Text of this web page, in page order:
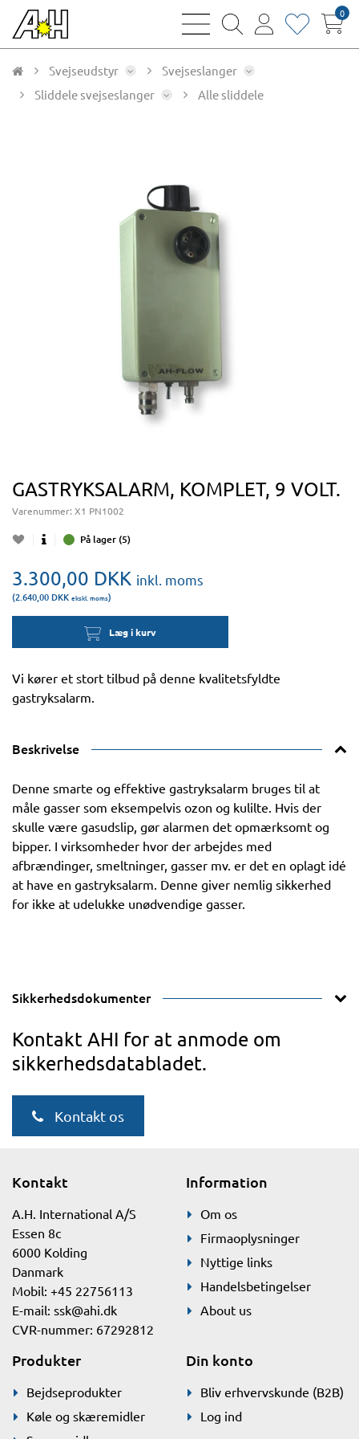
bars
magnifying
user
heart0
Svejseudstyr
Svejseslanger
Sliddele svejseslanger
Alle sliddele
GASTRYKSALARM, KOMPLET, 9 VOLT.
Varenummer: X1 PN1002
På lager (5)
3.300,00 DKK inkl. moms
(2.640,00 DKK ekskl. moms)
Læg i kurv
Vi kører et stort tilbud på denne kvalitetsfyldte
gastryksalarm.
Beskrivelse
Denne smarte og effektive gastryksalarm bruges til at
måle gasser som eksempelvis ozon og kulilte. Hvis der
skulle være gasudslip, gør alarmen det opmærksomt og
bipper. I virksomheder hvor der arbejdes med
afbrændinger, smeltninger, gasser mv. er det en oplagt idé
at have en gastryksalarm. Denne giver nemlig sikkerhed
for ikke at udelukke unødvendige gasser.
Sikkerhedsdokumenter
Kontakt AHI for at anmode om
sikkerhedsdatabladet.
Kontakt os
Kontakt
A.H. International A/S
Essen 8c
6000 Kolding
Danmark
Mobil: +45 22756113
E-mail: ssk@ahi.dk
CVR-nummer: 67292812
Information
Om os
Firmaoplysninger
Nyttige links
Handelsbetingelser
About us
Produkter
Bejdseprodukter
Køle og skæremidler
Din konto
Bliv erhvervskunde (B2B)
Log ind